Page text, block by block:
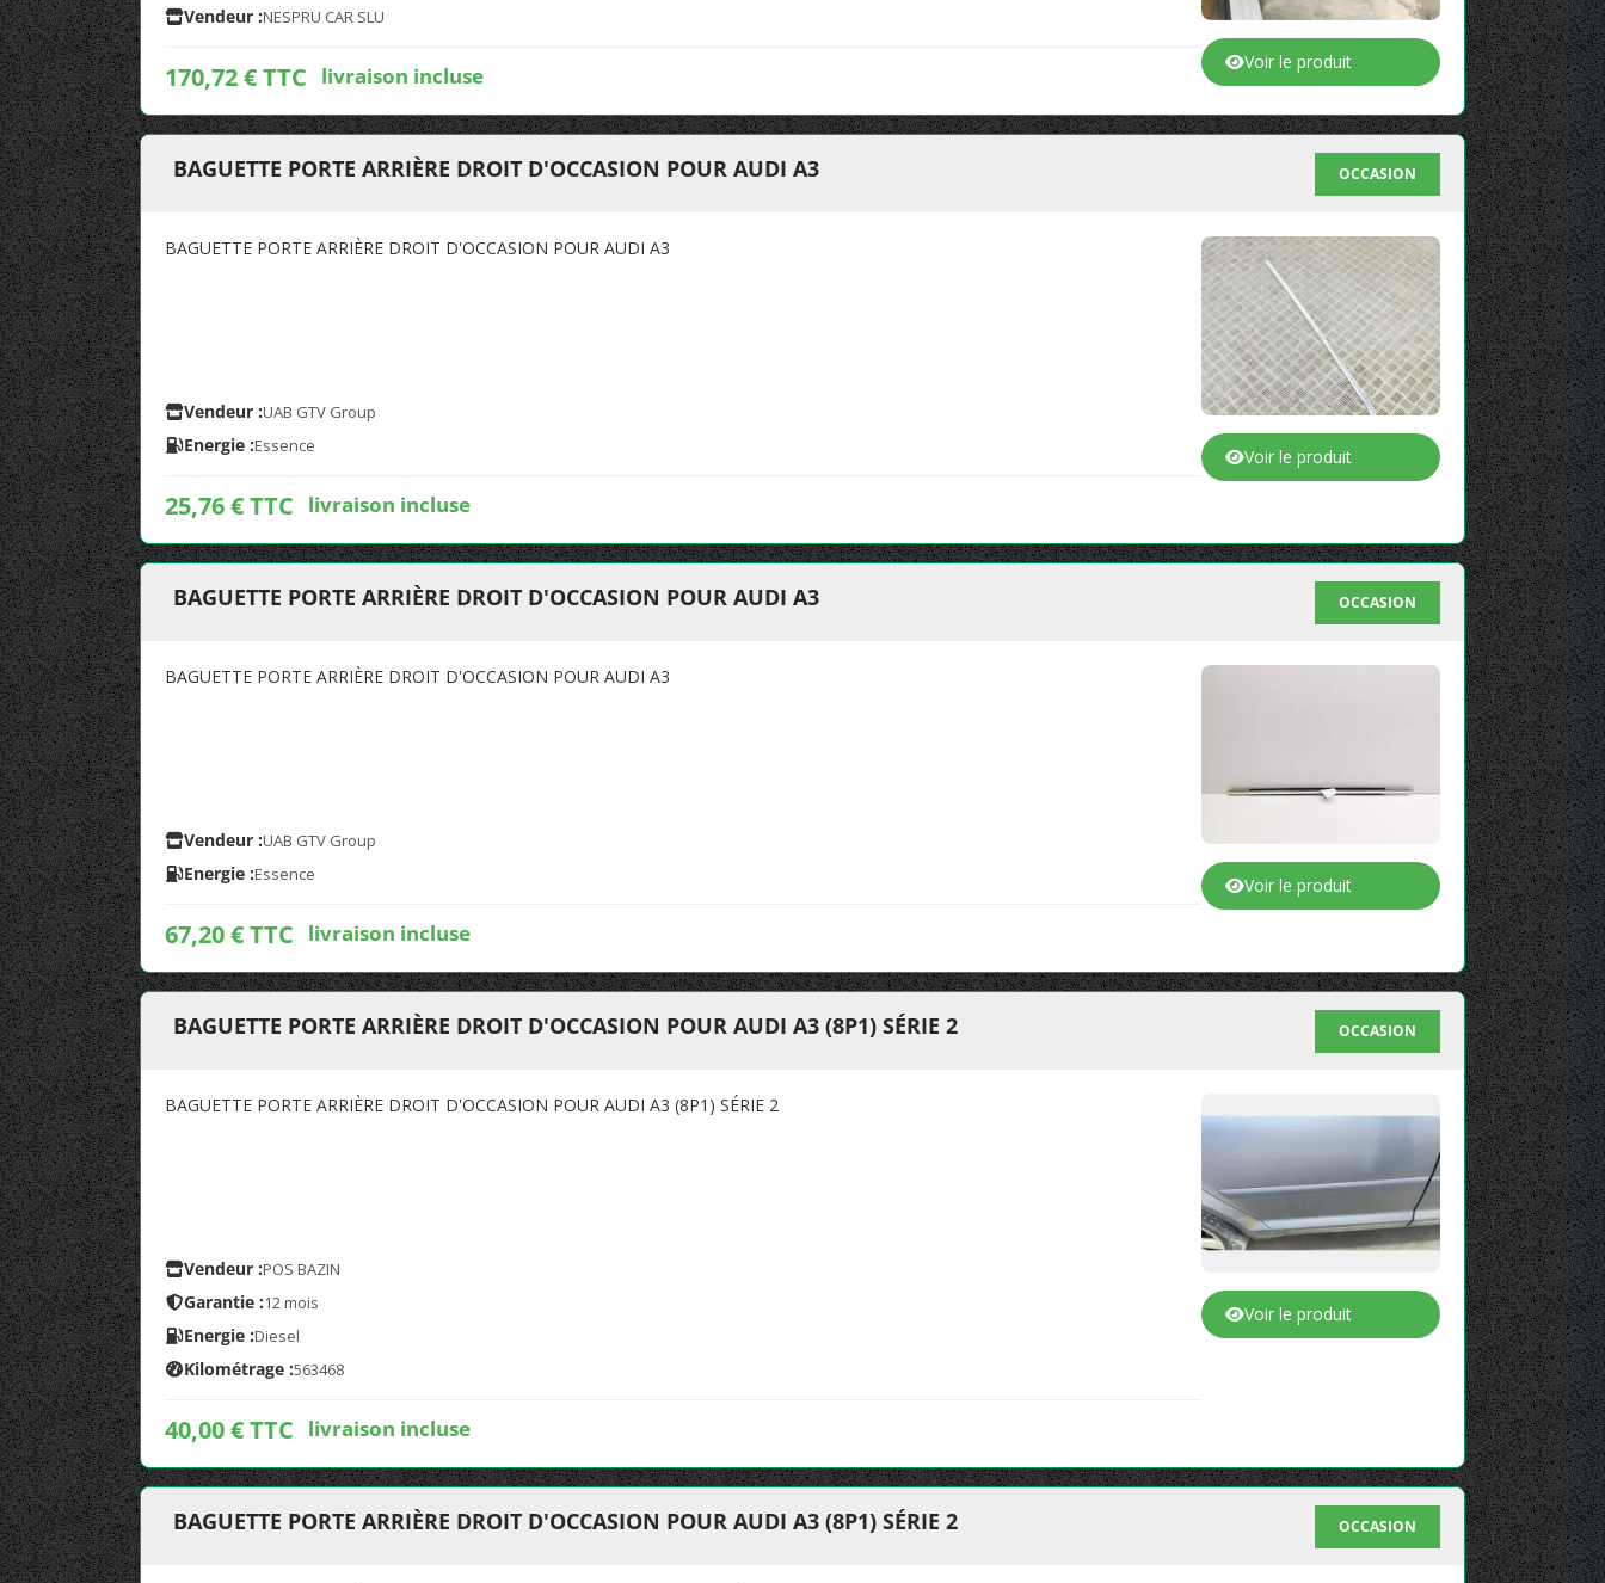
Vendeur :NESPRU CAR SLU
170,72 € TTC livraison incluse Voir le produit
BAGUETTE PORTE ARRIÈRE DROIT D'OCCASION POUR AUDI A3 OCCASION
BAGUETTE PORTE ARRIÈRE DROIT D'OCCASION POUR AUDI A3
Vendeur :UAB GTV Group
Energie :Essence
25,76 € TTC livraison incluse
Voir le produit
BAGUETTE PORTE ARRIÈRE DROIT D'OCCASION POUR AUDI A3 OCCASION
BAGUETTE PORTE ARRIÈRE DROIT D'OCCASION POUR AUDI A3
Vendeur :UAB GTV Group
Energie :Essence
67,20 € TTC livraison incluse
Voir le produit
BAGUETTE PORTE ARRIÈRE DROIT D'OCCASION POUR AUDI A3 (8P1) SÉRIE 2 OCCASION
BAGUETTE PORTE ARRIÈRE DROIT D'OCCASION POUR AUDI A3 (8P1) SÉRIE 2
Vendeur :POS BAZIN
Garantie :12 mois
Energie :Diesel
Kilométrage :563468
40,00 € TTC livraison incluse
Voir le produit
BAGUETTE PORTE ARRIÈRE DROIT D'OCCASION POUR AUDI A3 (8P1) SÉRIE 2 OCCASION